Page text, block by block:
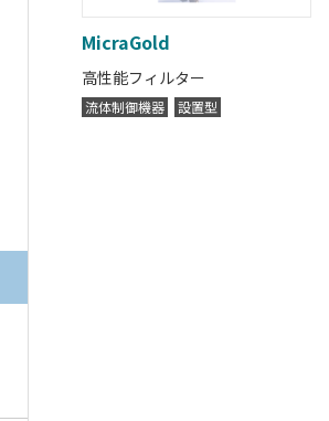
MicraGold
高性能フィルター
流体制御機器 設置型